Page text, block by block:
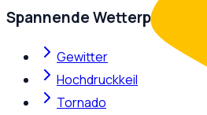
Spannende
Gewitter
Hochdruckkeil
Tornado